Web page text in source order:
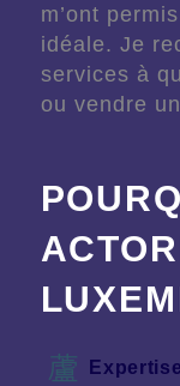
m’ont
idéale. Je
services à
ou vendre